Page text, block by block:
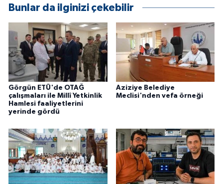
Bunlar da ilginizi çekebilir
Görgün ETÜ'de OTAĞ
çalışmaları ile Millî Yetkinlik
Hamlesi faaliyetlerini
yerinde gördü
Aziziye Belediye
Meclisi'nden vefa örneği